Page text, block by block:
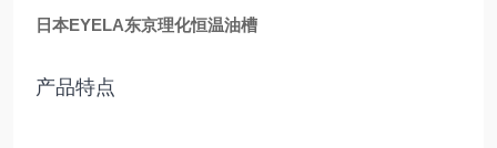
日本EYELA东京理化恒温油槽
产品特点